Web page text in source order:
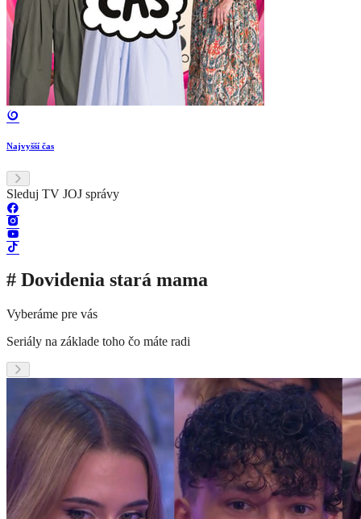
Najvyšší čas
Sleduj TV JOJ správy
# Dovidenia stará mama
Vyberáme pre vás
Seriály na základe toho čo máte radi